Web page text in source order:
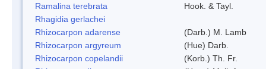
Ramalina terebrata
Hook. & Tayl.
Rhagidia gerlachei
Rhizocarpon adarense
(Darb.) M. Lamb
Rhizocarpon argyreum
(Hue) Darb.
Rhizocarpon copelandii
(Korb.) Th. Fr.